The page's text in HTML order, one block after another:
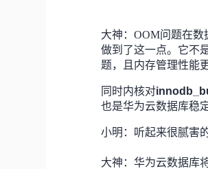
大神：OOM问题在
做到了这一点。它不
题，且内存管理性能
同时内核对
也是华为云数据库稳
小明：听起来很腻害
大神：华为云数据库